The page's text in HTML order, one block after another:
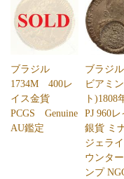
ブラジル
1734M 400レ
イス金貨
PCGS Genuine
AU鑑定
ブラジ
ビアミン
ト)1808
PJ 960レ
銀貨 ミ
ジェラ
ウンタ
ンプ